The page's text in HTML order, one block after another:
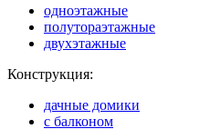
одноэтажные
полутораэтажные
двухэтажные
Конструкция:
дачные домики
с балконом